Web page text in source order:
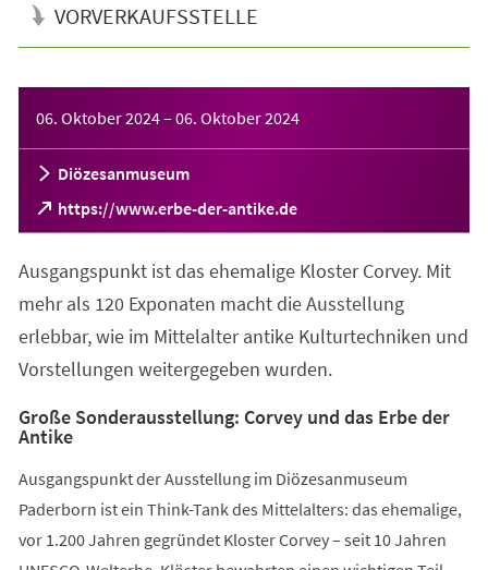
VORVERKAUFSSTELLE
06. Oktober 2024– 06. Oktober 2024
Diözesanmuseum
https://www.erbe-der-antike.de
(Öffnet
in
neuen
Tab)
Ausgangspunkt ist das ehemalige Kloster Corvey. Mit
mehr als 120 Exponaten macht die Ausstellung
erlebbar, wie im Mittelalter antike Kulturtechniken und
Vorstellungen weitergegeben wurden.
Große Sonderausstellung: Corvey und das Erbe der
Antike
Ausgangspunkt der Ausstellung im Diözesanmuseum
Paderborn ist ein Think-Tank des Mittelalters: das ehemalige,
vor 1.200 Jahren gegründet Kloster Corvey – seit 10 Jahren